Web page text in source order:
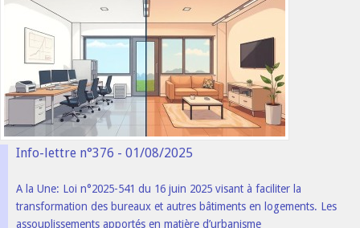
Info-lettre n°376 - 01/08/2025
A la Une: Loi n°2025-541 du 16 juin 2025 visant à faciliter la
transformation des bureaux et autres bâtiments en logements. Les
assouplissements apportés en matière d’urbanisme